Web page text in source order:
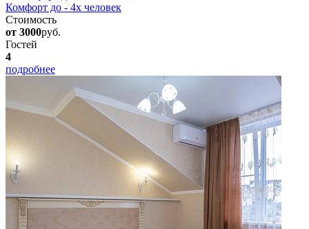
Комфорт до - 4х человек
Стоимость
от 3000руб.
Гостей
4
подробнее